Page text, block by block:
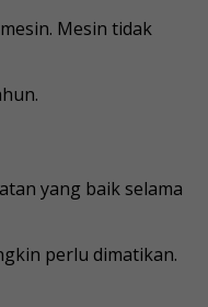
Mesin tidak
yang baik selama
perlu dimatikan.